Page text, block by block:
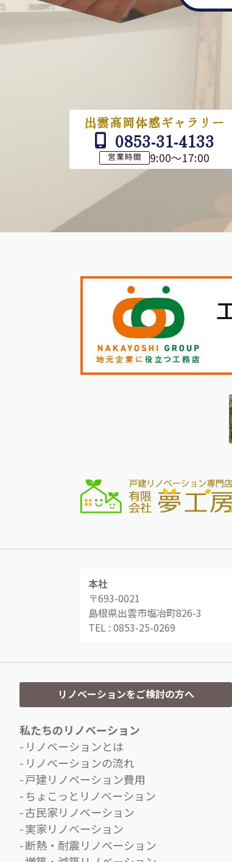
出雲高岡体感ギャラリー
0853-31-4133
営業時間 9:00～17:00
本社
〒693-0021
島根県出雲市塩冶町826-3
TEL : 0853-25-0269
リノベーションをご検討の方へ
私たちのリノベーション
リノベーションとは
リノベーションの流れ
戸建リノベーション費用
ちょこっとリノベーション
古民家リノベーション
実家リノベーション
断熱・耐震リノベーション